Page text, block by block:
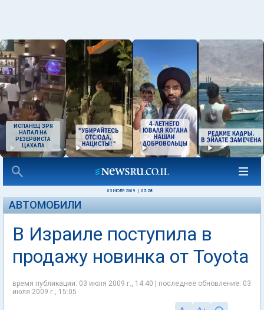
ИСПАНЕЦ ЗРЯ
НАПАЛ НА
РЕЗЕРВИСТА
ЦАХАЛА
03 ИЮЛЯ 2009 05:28
АВТОМОБИЛИ
В Израиле поступила в
продажу новинка от Toyota
время публикации: 03 июля 2009 г., 14:40 | последнее обновление: 03
июля 2009 г., 15:05